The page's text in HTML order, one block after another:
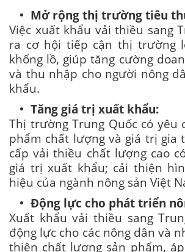
Mở rộng thị trường tiêu
Việc xuất khẩu vải thiều sang
ra cơ hội tiếp cận thị trường
khổng lồ, giúp tăng cường
và thu nhập cho người nông
khẩu.
Tăng giá trị xuất khẩu:
Thị trường Trung Quốc có yêu
phẩm chất lượng và giá trị gia
cấp vải thiều chất lượng cao
giá trị xuất khẩu; cải thiện
hiệu của ngành nông sản Việt
Động lực cho phát triển
Xuất khẩu vải thiều sang
động lực cho các nông dân và
thiện chất lượng sản phẩm,